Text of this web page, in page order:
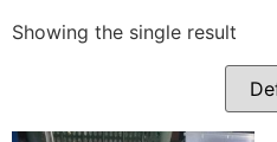
Showing the single result